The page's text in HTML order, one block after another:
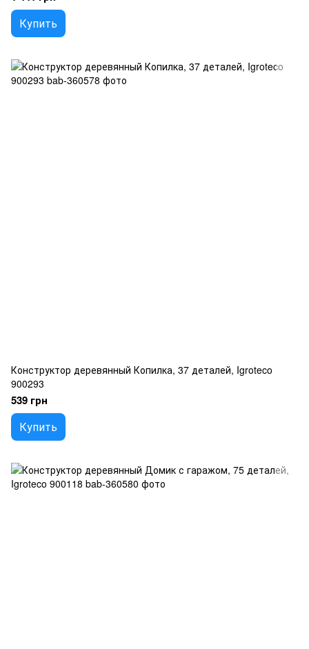
Купить
Конструктор деревянный Копилка, 37 деталей, Igroteco
900293
539 грн
Купить